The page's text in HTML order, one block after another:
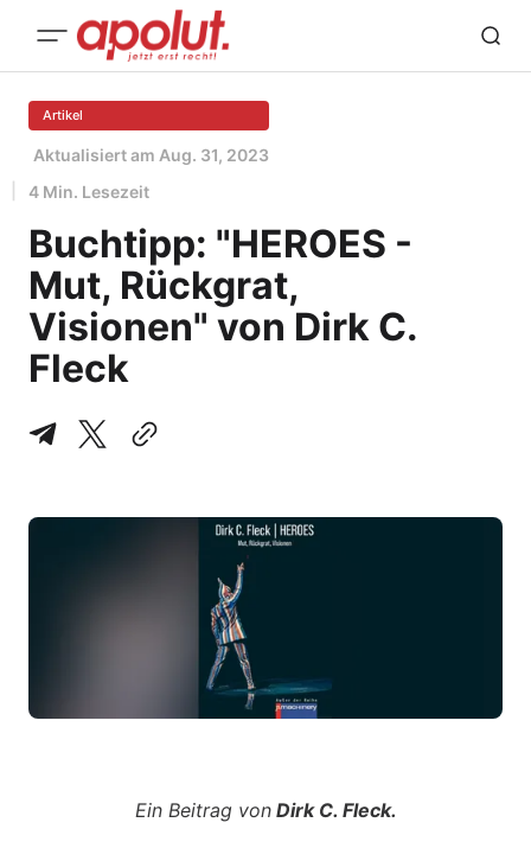
Artikel
Aktualisiert am Aug. 31, 2023
4 Min. Lesezeit
Buchtipp: "HEROES -
Mut, Rückgrat,
Visionen" von Dirk C.
Fleck
Ein Beitrag vonDirk C. Fleck.